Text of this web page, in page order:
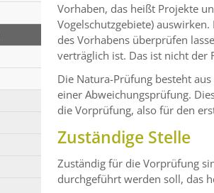
Vorhaben, das heißt Projekte
Vogelschutzgebiete)
des Vorhabens überprüfen
verträglich ist. Das ist nicht der
Die Natura-Prüfung besteht
einer Abweichungsprüfung.
die Vorprüfung, also für den
Zuständige Stelle
Zuständig für die Vorprüfung
durchgeführt werden soll, das